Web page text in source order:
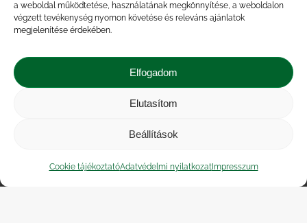
a weboldal működtetése, használatának megkönnyítése, a weboldalon
végzett tevékenység nyomon követése és releváns ajánlatok
megjelenítése érdekében.
Elfogadom
Elutasítom
Beállítások
Cookie tájékoztatóAdatvédelmi nyilatkozatImpresszum
pulyka pulykahús sertés sertéshús
szarvasmarha termelés
termelői
zöldség árak
átlagárértékesítési ár
Közérdekű adatok
| Adatvédelmi nyilatkozat
|